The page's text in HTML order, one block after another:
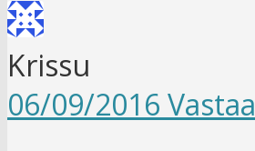
Krissu
06/09/2016 Vastaa